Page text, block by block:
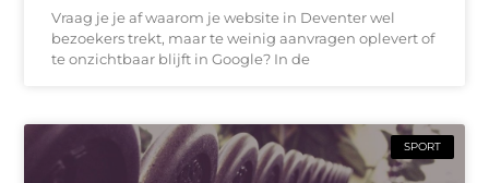
Vraag je je af waarom je website in Deventer wel
bezoekers trekt, maar te weinig aanvragen oplevert of
te onzichtbaar blijft in Google? In de
SPORT